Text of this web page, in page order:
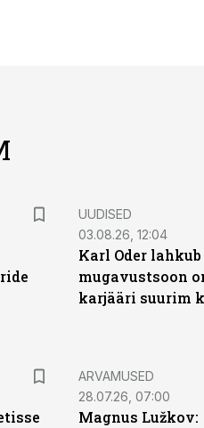
UUDISED
03.08.26, 12:04
Karl Oder lahkub
mugavustsoon
karjääri suurim
ARVAMUSED
28.07.26, 07:00
Magnus Lužkov: